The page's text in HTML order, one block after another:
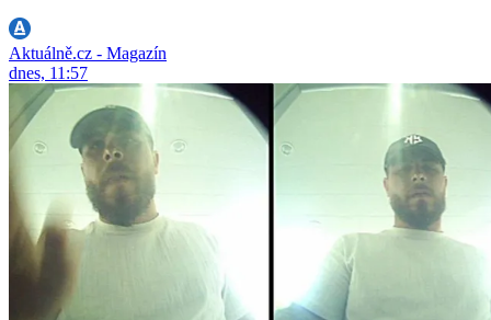
Aktuálně.cz - Magazín
dnes, 11:57